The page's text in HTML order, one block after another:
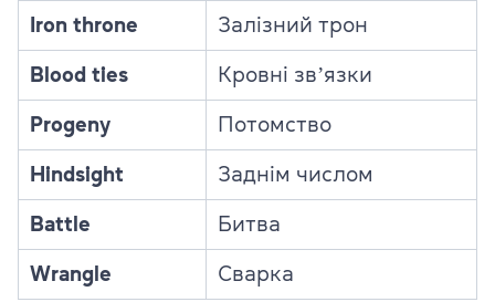
Iron throne Залізний трон
Blood ties Кровні звʼязки
Progeny Потомство
Hindsight Заднім числом
Battle Битва
Wrangle Сварка